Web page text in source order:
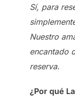
Sí, para
Nuestro
encantado
reserva.
¿Por qué